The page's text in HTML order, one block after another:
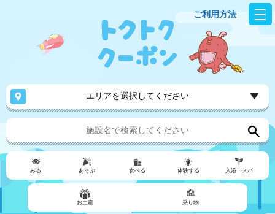
ご利用方法
エリアを選択してください
みる あそぶ 食べる 体験する 入浴・スパ
お土産 乗り物